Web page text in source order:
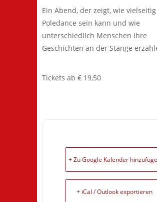
Ein Abend, der zeigt, wie vielseitig
Poledance sein kann und wie
unterschiedlich Menschen ihre
Geschichten an der Stange
Tickets ab € 19,50
+ Zu Google Kalender
+ iCal / Outlook exportieren